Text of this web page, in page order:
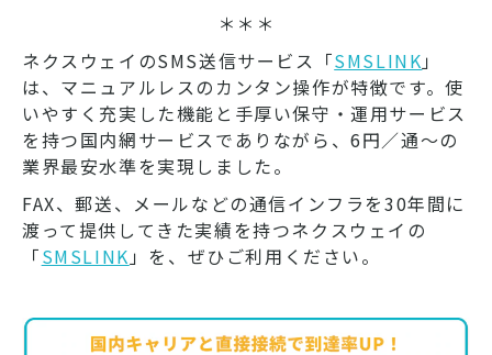
＊＊＊
ネクスウェイのSMS送信サービス「SMSLINK 」
は、マニュアルレスのカンタン操作が特徴です。使
いやすく充実した機能と手厚い保守・運用サービス
を持つ国内網サービスでありながら、6円／通～の
業界最安水準を実現しました。
FAX、郵送、メールなどの通信インフラを30年間に
渡って提供してきた実績を持つネクスウェイの
「SMSLINK 」を、ぜひご利用ください。